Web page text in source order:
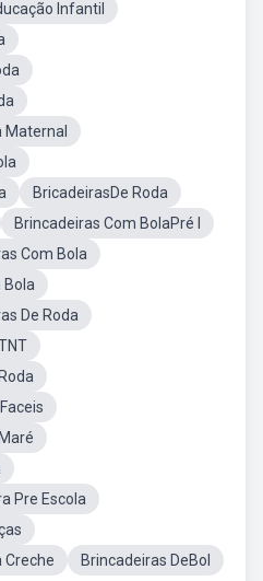
Infantil
Maternal
BricadeirasDe Roda
Brincadeiras Com BolaPré I
Com Bola
Bola
De Roda
Pre Escola
Creche
Brincadeiras DeBol